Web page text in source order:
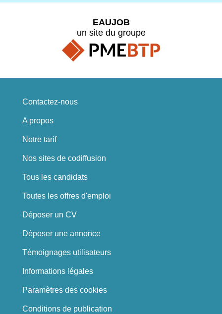
EAUJOB
un site du groupe
Contactez-nous
A propos
Notre tarif
Nos sites de codiffusion
Tous les candidats
Toutes les offres d'emploi
Déposer un CV
Déposer une annonce
Témoignages utilisateurs
Informations légales
Paramètres des cookies
Conditions de publication